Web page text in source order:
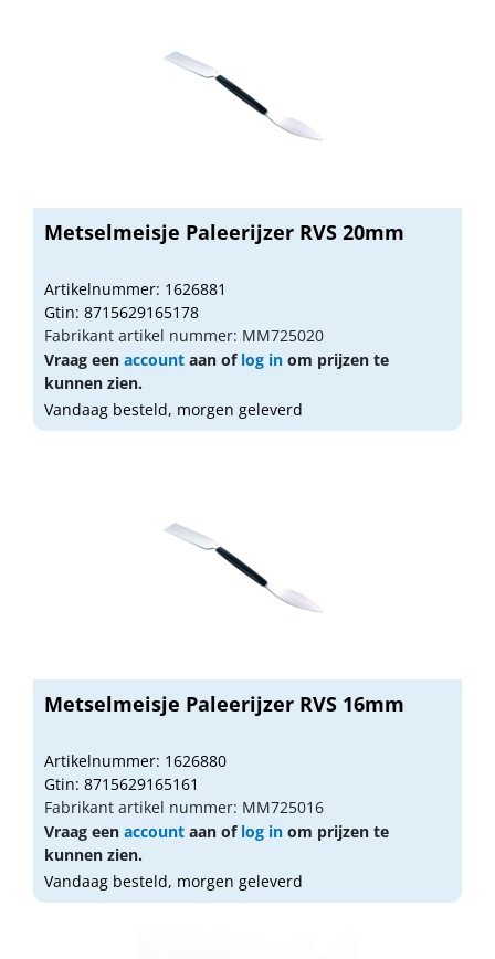
Metselmeisje Paleerijzer RVS 20mm
Artikelnummer: 1626881
Gtin: 8715629165178
Fabrikant artikel nummer: MM725020
Vraag een account aan of log in om prijzen te
kunnen zien.
Vandaag besteld, morgen geleverd
Metselmeisje Paleerijzer RVS 16mm
Artikelnummer: 1626880
Gtin: 8715629165161
Fabrikant artikel nummer: MM725016
Vraag een account aan of log in om prijzen te
kunnen zien.
Vandaag besteld, morgen geleverd